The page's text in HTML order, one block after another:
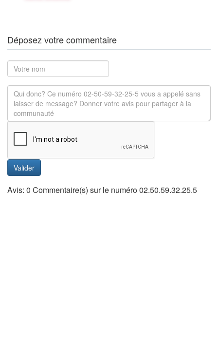
Déposez votre commentaire
Valider
Avis: 0 Commentaire(s) sur le numéro 02.50.59.32.25.5